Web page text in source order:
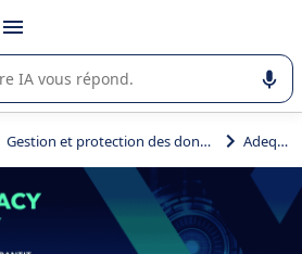
avec
dans l'utilisation ou la sélection de
Gestion et protection des données (RGPD) Adequacy